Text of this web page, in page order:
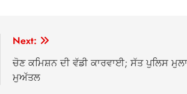
Next:
ਚੋਣ ਕਮਿਸ਼ਨ ਦੀ ਵੱਡੀ ਕਾਰਵਾਈ; ਸੱਤ ਪੁਲਿਸ
ਮੁਅੱਤਲ